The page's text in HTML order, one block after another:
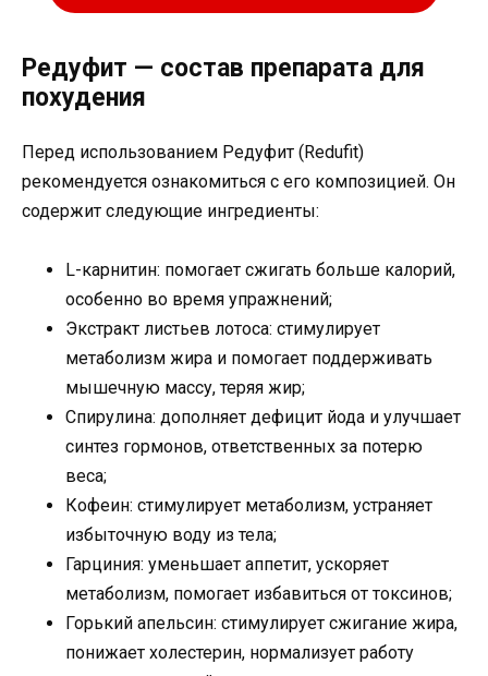
Редуфит — состав препарата для
похудения
Перед использованием Редуфит (Redufit)
рекомендуется ознакомиться с его композицией. Он
содержит следующие ингредиенты:
L-карнитин: помогает сжигать больше калорий,
особенно во время упражнений;
Экстракт листьев лотоса: стимулирует
метаболизм жира и помогает поддерживать
мышечную массу, теряя жир;
Спирулина: дополняет дефицит йода и улучшает
синтез гормонов, ответственных за потерю
веса;
Кофеин: стимулирует метаболизм, устраняет
избыточную воду из тела;
Гарциния: уменьшает аппетит, ускоряет
метаболизм, помогает избавиться от токсинов;
Горький апельсин: стимулирует сжигание жира,
понижает холестерин, нормализует работу